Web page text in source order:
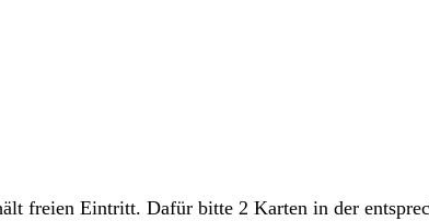
freien Eintritt. Dafür bitte 2 Karten in der